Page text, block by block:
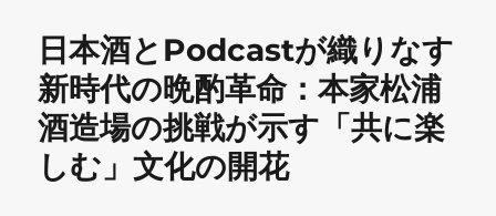
日本酒とPodcastが織りなす
新時代の晩酌革命：本家松浦
酒造場の挑戦が示す「共に楽
しむ」文化の開花